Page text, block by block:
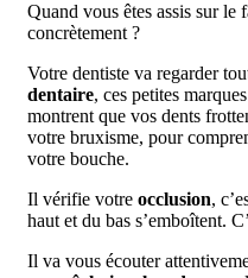
Quand vous êtes assis sur le
concrètement ?
Votre dentiste va regarder
dentaire, ces petites
montrent que vos dents
votre bruxisme, pour
votre bouche.
Il vérifie votre occlusion,
haut et du bas s’emboîtent.
Il va vous écouter